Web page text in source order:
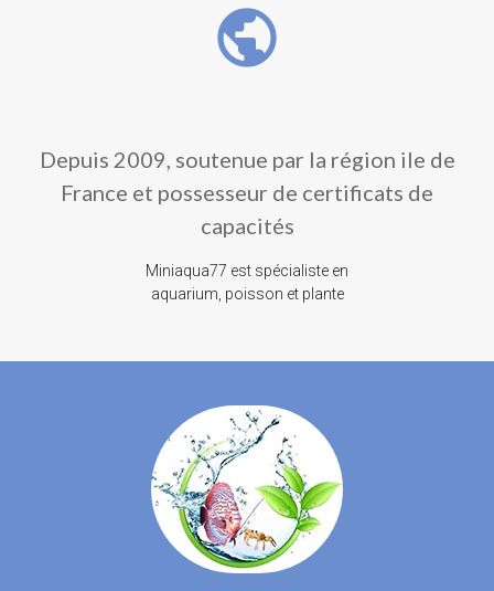
public
Depuis 2009, soutenue par la région ile de
France et possesseur de certificats de
capacités
Miniaqua77 est spécialiste en
aquarium, poisson et plante